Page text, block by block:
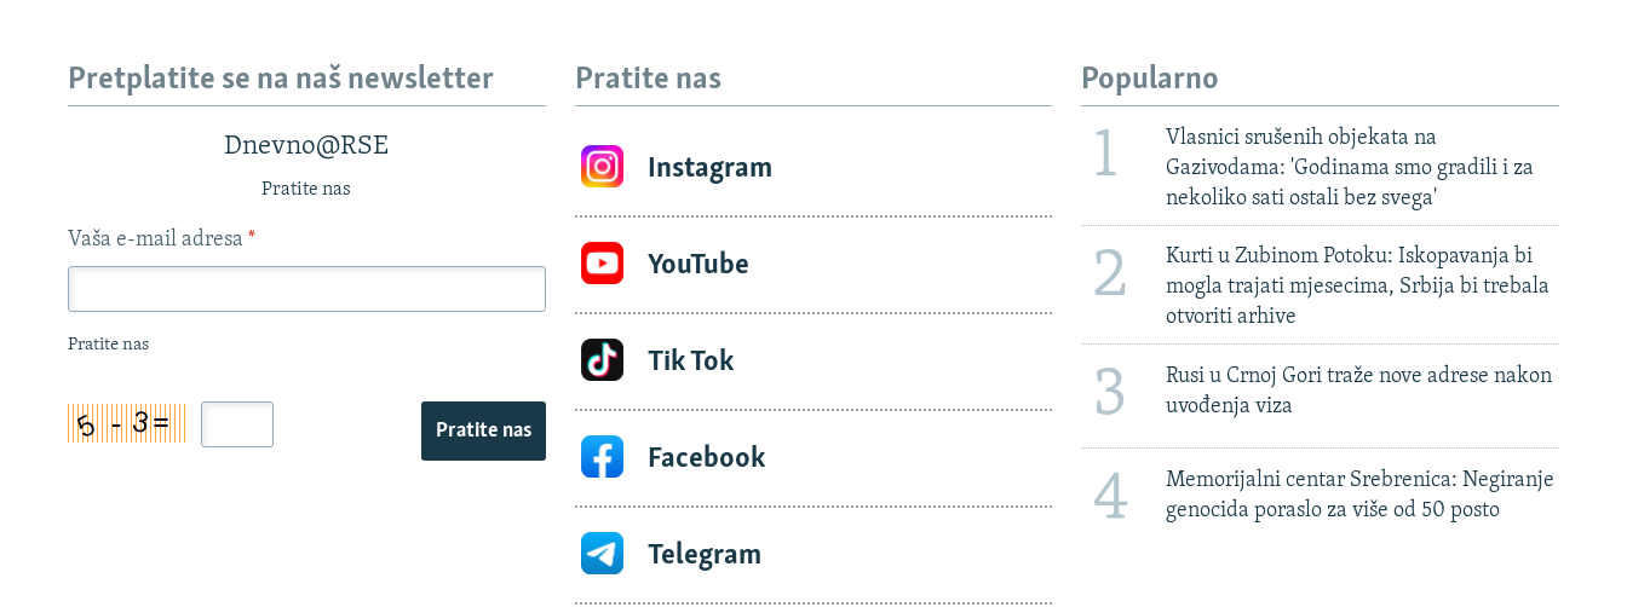
Pretplatite se na naš newsletter
Dnevno@RSE
Pratite nas
Vaša e-mail adresa *
Pratite nas
Pratite nas
Pratite nas
Instagram
YouTube
Tik Tok
Facebook
Telegram
Popularno
1
Vlasnici srušenih objekata na
Gazivodama: 'Godinama smo gradili i za
nekoliko sati ostali bez svega'
2
Kurti u Zubinom Potoku: Iskopavanja bi
mogla trajati mjesecima, Srbija bi trebala
otvoriti arhive
3
Rusi u Crnoj Gori traže nove adrese nakon
uvođenja viza
4
Memorijalni centar Srebrenica: Negiranje
genocida poraslo za više od 50 posto